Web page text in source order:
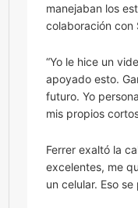
manejaban los
colaboración con
“Yo le hice un
apoyado esto.
futuro. Yo
mis propios
Ferrer exaltó la
excelentes, me
un celular. Eso